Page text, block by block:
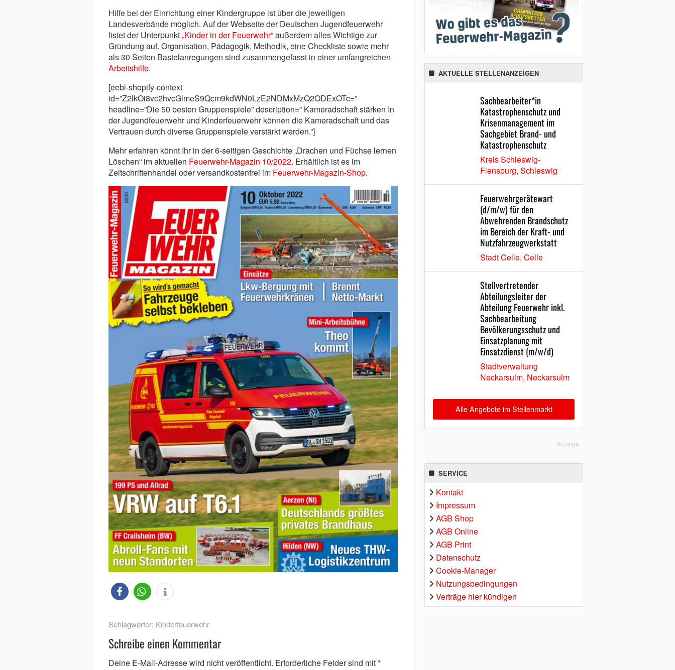
Hilfe bei der Einrichtung einer Kindergruppe ist über die jeweiligen
Landesverbände möglich. Auf der Webseite der Deutschen Jugendfeuerwehr
listet der Unterpunkt„Kinder in der Feuerwehr“außerdem alles Wichtige zur
Gründung auf. Organisation, Pädagogik, Methodik, eine Checkliste sowie mehr
als 30 Seiten Bastelanregungen sind zusammengefasst in einer umfangreichen
Arbeitshilfe.
[eebl-shopify-context
id=”Z2lkOi8vc2hvcGlmeS9Qcm9kdWN0LzE2NDMxMzQ2ODExOTc=”
headline=”Die 50 besten Gruppenspiele” description=” Kameradschaft stärken In
der Jugendfeuerwehr und Kinderfeuerwehr können die Kameradschaft und das
Vertrauen durch diverse Gruppenspiele verstärkt werden.”]
Mehr erfahren könnt Ihr in der 6-seitigen Geschichte „Drachen und Füchse lernen
Löschen“ im aktuellen Feuerwehr-Magazin 10/2022. Erhältlich ist es im
Zeitschriftenhandel oder versandkostenfrei im Feuerwehr-Magazin-Shop.
Schlagwörter: Kinderfeuerwehr
Schreibe einen Kommentar
Deine E-Mail-Adresse wird nicht veröffentlicht. Erforderliche Felder sind mit*
AKTUELLE STELLENANZEIGEN
Sachbearbeiter*in
Katastrophenschutz und
Krisenmanagement im
Sachgebiet Brand- und
Katastrophenschutz
Kreis Schleswig-
Flensburg, Schleswig
Feuerwehrgerätewart
(d/m/w) für den
Abwehrenden Brandschutz
im Bereich der Kraft- und
Nutzfahrzeugwerkstatt
Stadt Celle, Celle
Stellvertretender
Abteilungsleiter der
Abteilung Feuerwehr inkl.
Sachbearbeitung
Bevölkerungsschutz und
Einsatzplanung mit
Einsatzdienst (m/w/d)
Stadtverwaltung
Neckarsulm, Neckarsulm
Alle Angebote im Stellenmarkt
Anzeige
SERVICE
Kontakt
Impressum
AGB Shop
AGB Online
AGB Print
Datenschutz
Cookie-Manager
Nutzungsbedingungen
Verträge hier kündigen